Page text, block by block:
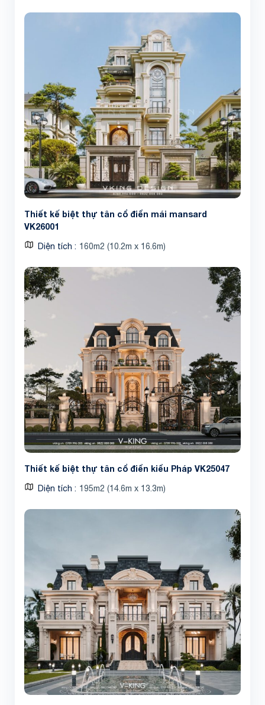
Thiết kế biệt thự tân cổ điển mái mansard
VK26001
Diện tích 160m2 (10.2m x 16.6m)
Thiết kế biệt thự tân cổ điển kiểu Pháp VK25047
Diện tích 195m2 (14.6m x 13.3m)